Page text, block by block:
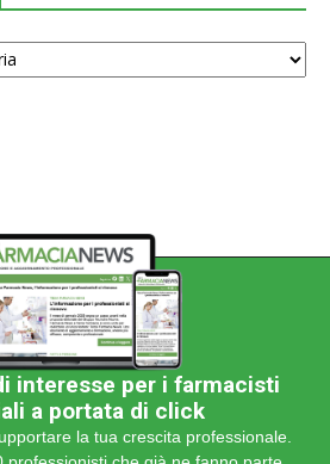
interesse per i farmacisti
a portata di click
la tua crescita professionale.